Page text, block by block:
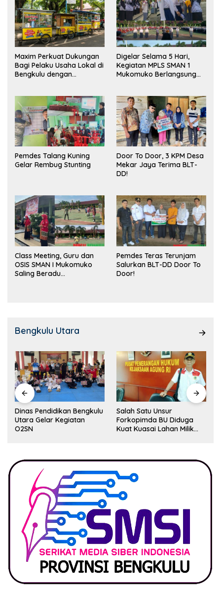
Maxim Perkuat Dukungan
Bagi Pelaku Usaha Lokal di
Bengkulu dengan
Pasar
Digelar Selama 5 Hari,
Kegiatan MPLS SMAN 1
Mukomuko Berlangsung
Pemdes Talang Kuning
Gelar Rembug Stunting
Door To Door, 3 KPM Desa
Mekar Jaya Terima BLT-
DD!
Class Meeting, Guru dan
OSIS SMAN I Mukomuko
Saling Beradu
Pemdes Teras Terunjam
Salurkan BLT-DD Door To
Door!
Bengkulu Utara
Dinas Pendidikan Bengkulu
Utara Gelar Kegiatan
O2SN
Salah Satu Unsur
Forkopimda BU Diduga
Kuat Kuasai Lahan Milik